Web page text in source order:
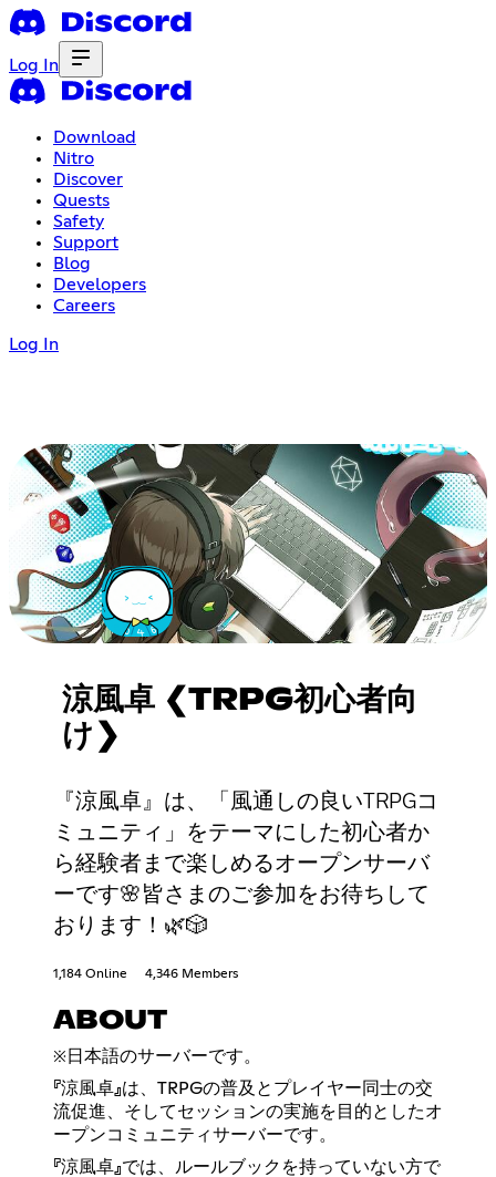
Log In
Download
Nitro
Discover
Quests
Safety
Support
Blog
Developers
Careers
Log In
涼風卓 ❮TRPG初心者向
け❯
『涼風卓』は、「風通しの良いTRPGコ
ミュニティ」をテーマにした初心者か
ら経験者まで楽しめるオープンサーバ
ーです🌸皆さまのご参加をお待ちして
おります！🌿🎲
1,184 Online 4,346 Members
ABOUT
※日本語のサーバーです。
『涼風卓』は、TRPGの普及とプレイヤー同士の交
流促進、そしてセッションの実施を目的としたオ
ープンコミュニティサーバーです。
『涼風卓』では、ルールブックを持っていない方で